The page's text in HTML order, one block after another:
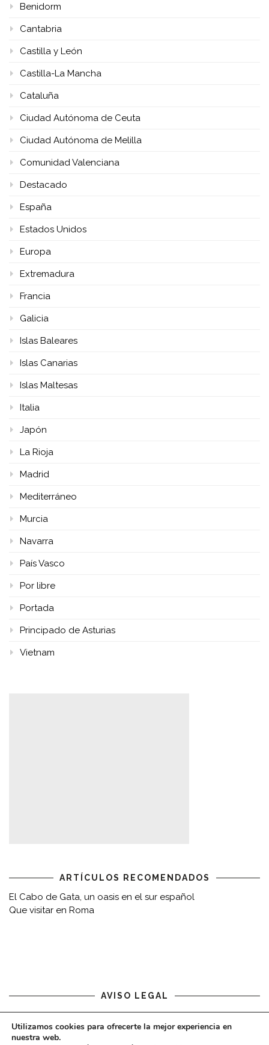
Benidorm
Cantabria
Castilla y León
Castilla-La Mancha
Cataluña
Ciudad Autónoma de Ceuta
Ciudad Autónoma de Melilla
Comunidad Valenciana
Destacado
España
Estados Unidos
Europa
Extremadura
Francia
Galicia
Islas Baleares
Islas Canarias
Islas Maltesas
Italia
Japón
La Rioja
Madrid
Mediterráneo
Murcia
Navarra
País Vasco
Por libre
Portada
Principado de Asturias
Vietnam
ARTÍCULOS RECOMENDADOS
El Cabo de Gata, un oasis en el sur español
Que visitar en Roma
AVISO LEGAL
Aviso legal
Utilizamos cookies para ofrecerte la mejor experiencia en
nuestra web.